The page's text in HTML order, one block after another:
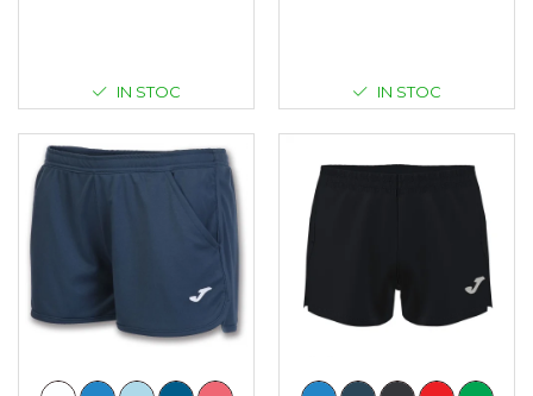
IN STOC IN STOC